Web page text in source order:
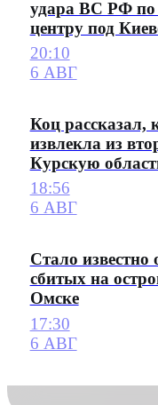
удара ВС РФ по
центру под
20:10
6 АВГ
Коц рассказал,
извлекла из
Курскую
18:56
6 АВГ
Стало известно
сбитых на
Омске
17:30
6 АВГ